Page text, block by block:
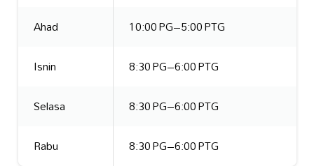
Ahad
10:00 PG–5:00 PTG
Isnin
8:30 PG–6:00 PTG
Selasa
8:30 PG–6:00 PTG
Rabu
8:30 PG–6:00 PTG